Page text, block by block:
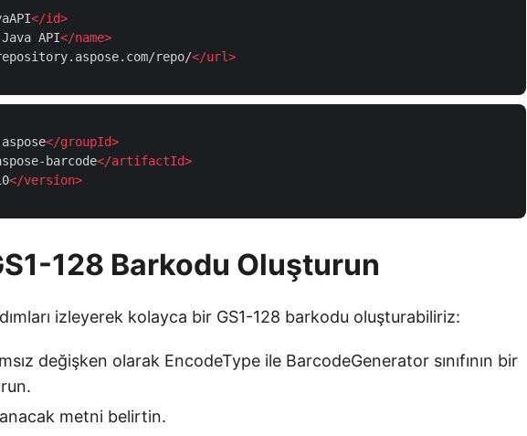
</id>
API</name>
repo/</url>
</groupId>
barcode</artifactId>
</version>
128 Barkodu Oluşturun
izleyerek kolayca bir GS1-128 barkodu oluşturabiliriz:
değişken olarak EncodeType ile BarcodeGenerator sınıfının bir
metni belirtin.